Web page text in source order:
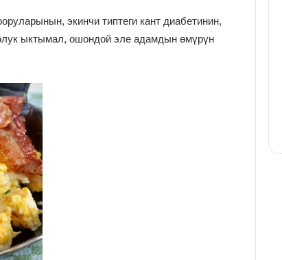
экинчи типтеги кант диабетинин,
ыктымал, ошондой эле адамдын өмүрүн